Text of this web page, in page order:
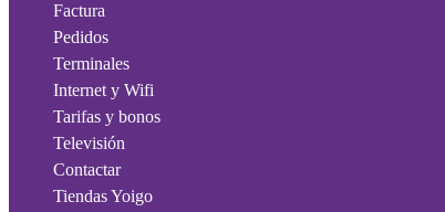
Factura
Pedidos
Terminales
Internet y Wifi
Tarifas y bonos
Televisión
Contactar
Tiendas Yoigo